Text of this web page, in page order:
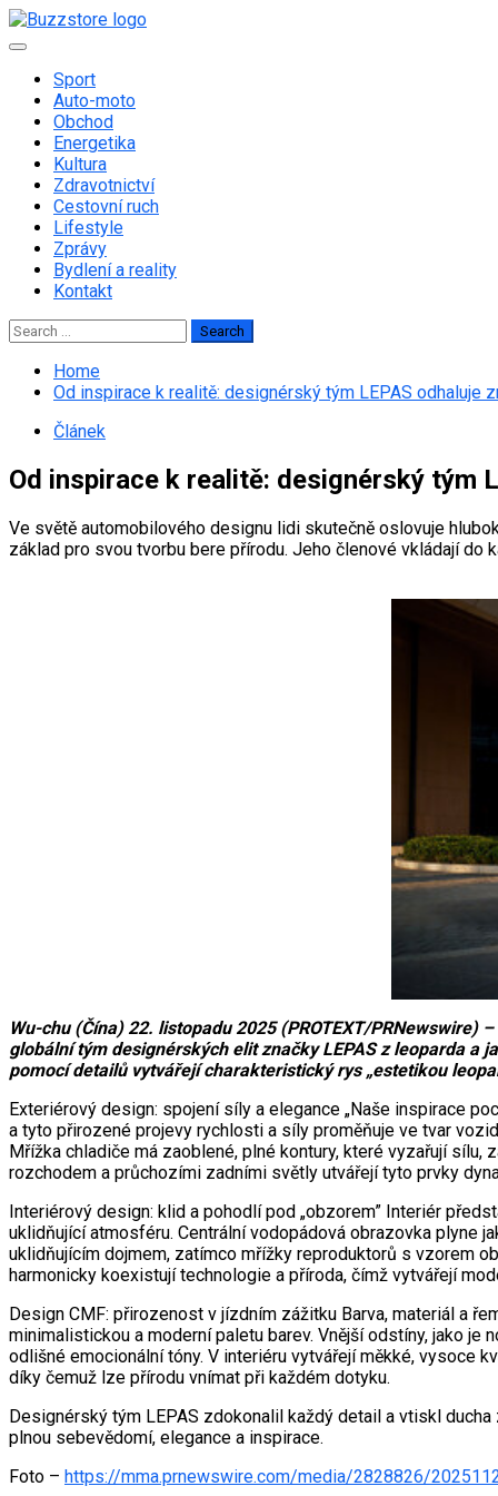
Skip
to
Primary
Sport
Auto-moto
Obchod
Energetika
Kultura
Zdravotnictví
Cestovní ruch
Lifestyle
Zprávy
Bydlení a reality
Kontakt
Search
for:
Home
Od inspirace k realitě: designérský tým LEPAS odhaluje
Článek
Od inspirace k realitě: designérský tým
Ve světě automobilového designu lidi skutečně oslovuje
základ pro svou tvorbu bere přírodu. Jeho členové vkládají do
Wu-chu (Čína) 22. listopadu 2025 (PROTEXT/
globální tým designérských elit značky LEPAS z leoparda a
pomocí detailů vytvářejí charakteristický rys „estetikou
Exteriérový design: spojení síly a elegance „Naše inspirace
a tyto přirozené projevy rychlosti a síly proměňuje ve tvar
Mřížka chladiče má zaoblené, plné kontury, které vyzařují
rozchodem a průchozími zadními světly utvářejí tyto prvky
Interiérový design: klid a pohodlí pod „obzorem” Interiér
uklidňující atmosféru. Centrální vodopádová obrazovka plyne
uklidňujícím dojmem, zatímco mřížky reproduktorů s vzorem
harmonicky koexistují technologie a příroda, čímž vytvářejí
Design CMF: přirozenost v jízdním zážitku Barva, materiál a
minimalistickou a moderní paletu barev. Vnější odstíny, jako
odlišné emocionální tóny. V interiéru vytvářejí měkké, vysoce
díky čemuž lze přírodu vnímat při každém dotyku.
Designérský tým LEPAS zdokonalil každý detail a vtiskl
plnou sebevědomí, elegance a inspirace.
Foto – https://mma.prnewswire.com/media/2828826/